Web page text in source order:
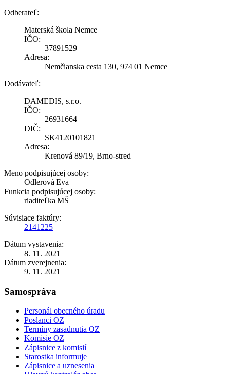
Odberateľ:
Materská škola Nemce
IČO:
37891529
Adresa:
Nemčianska cesta 130, 974 01 Nemce
Dodávateľ:
DAMEDIS, s.r.o.
IČO:
26931664
DIČ:
SK4120101821
Adresa:
Krenová 89/19, Brno-stred
Meno podpisujúcej osoby:
Odlerová Eva
Funkcia podpisujúcej osoby:
riaditeľka MŠ
Súvisiace faktúry:
2141225
Dátum vystavenia:
8. 11. 2021
Dátum zverejnenia:
9. 11. 2021
Samospráva
Personál obecného úradu
Poslanci OZ
Termíny zasadnutia OZ
Komisie OZ
Zápisnice z komisií
Starostka informuje
Zápisnice a uznesenia